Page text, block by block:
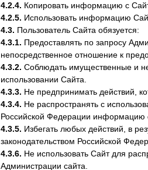
4.2.4. Копировать информацию с
4.2.5. Использовать информацию
4.3. Пользователь Сайта обязуется:
4.3.1. Предоставлять по запросу
непосредственное отношение к
4.3.2. Соблюдать имущественные и
использовании Сайта.
4.3.3. Не предпринимать действий,
4.3.4. Не распространять с
Российской Федерации информацию
4.3.5. Избегать любых действий, в
законодательством Российской
4.3.6. Не использовать Сайт для
Администрации сайта.